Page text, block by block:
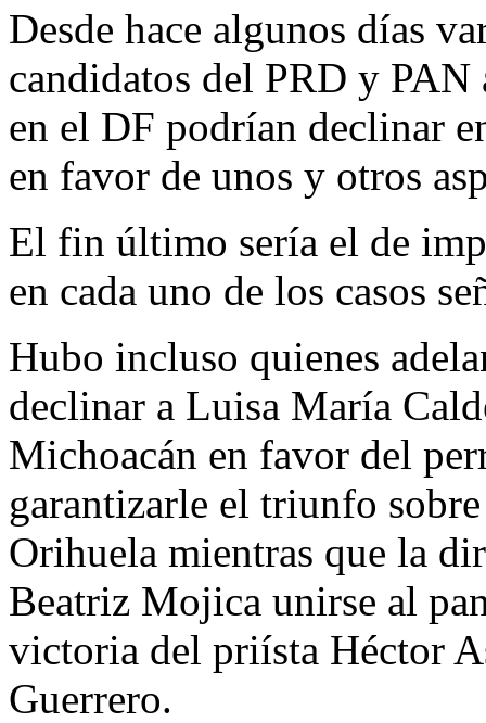
Desde hace algunos días
candidatos del PRD y PAN
en el DF podrían declinar
en favor de unos y otros
El fin último sería el de
en cada uno de los casos
Hubo incluso quienes
declinar a Luisa María
Michoacán en favor del
garantizarle el triunfo
Orihuela mientras que la
Beatriz Mojica unirse al
victoria del priísta Héctor
Guerrero.